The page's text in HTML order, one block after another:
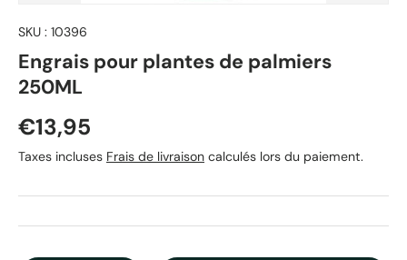
SKU : 10396
Engrais pour plantes de palmiers
250ML
Prix habituel
€13,95
Taxes incluses Frais de livraison calculés lors du paiement.